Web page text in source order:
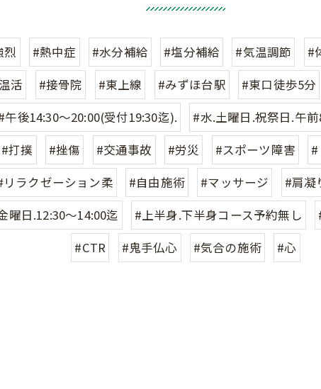
烈 #熱中症 #水分補給 #塩分補給 #気温調節 #
活 #接骨院 #東上線 #みずほ台駅 #東口徒歩5分
午後14:30〜20:00(受付19:30迄). #水.土曜日.祝祭日.午
#打撲 #挫傷 #交通事故 #労災 #スポーツ障害
リラクゼーション柔 #自由施術 #マッサージ #肩凝
曜日.12:30〜14:00迄 #上半身.下半身コース予約無し
#CTR
#鬼手仏心 #気合の施術 #心